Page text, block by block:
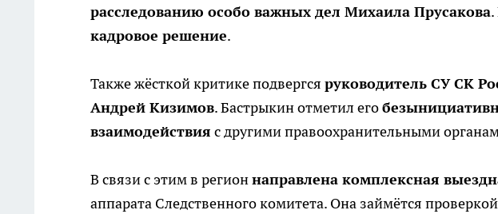
расследованию особо важных дел Михаила Прусакова
кадровое решение.
Также жёсткой критике подвергся руководитель СУ СК
Андрей Кизимов. Бастрыкин отметил его
взаимодействия с другими правоохранительными
В связи с этим в регионнаправлена комплексная
аппарата Следственного комитета. Она займётся проверкой